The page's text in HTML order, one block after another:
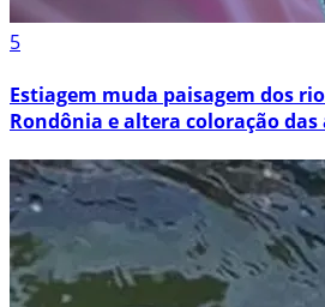
5
Estiagem muda paisagem dos
Rondônia e altera coloração das